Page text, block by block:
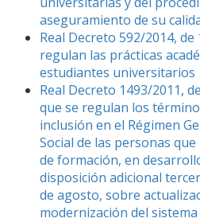
aseguramiento de su
Real Decreto 592/2014,
regulan las prácticas
estudiantes universitarios
Real Decreto 1493/2011,
que se regulan los
inclusión en el Régimen
Social de las personas
de formación, en
disposición adicional
de agosto, sobre
modernización del